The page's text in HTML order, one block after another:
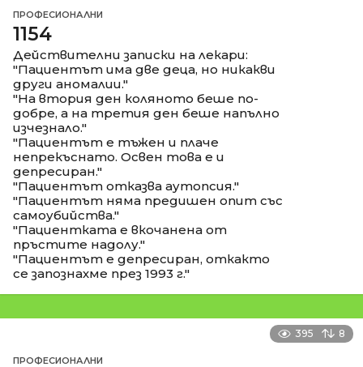
ПРОФЕСИОНАЛНИ
1154
Действителни записки на лекари:
"Пациентът има две деца, но никакви
други аномалии."
"На втория ден коляното беше по-
добре, а на третия ден беше напълно
изчезнало."
"Пациентът е тъжен и плаче
непрекъснато. Освен това е и
депресиран."
"Пациентът отказва аутопсия."
"Пациентът няма предишен опит със
самоубийства."
"Пациентката е вкочанена от
пръстите надолу."
"Пациентът е депресиран, откакто
се запознахме през 1993 г."
395 8
ПРОФЕСИОНАЛНИ